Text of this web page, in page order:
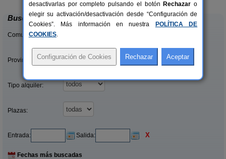
Buscar
Comunidades:
Provincias/Islas:
Tipo alquiler:
Plazas:
Entrada: Salida: X
Fechas más buscadas
desactivarlas por completo pulsando el botón Rechazar o
elegir su activación/desactivación desde “Configuración de
Cookies”. Más información en nuestra
POLÍTICA DE
COOKIES.